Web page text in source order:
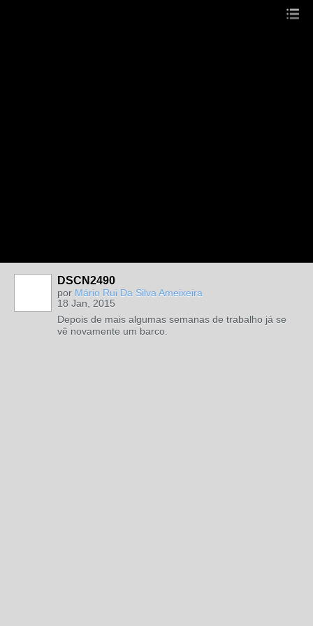
DSCN2490
por Mário Rui Da Silva Ameixeira
18 Jan, 2015
Depois de mais algumas semanas de trabalho já se
vê novamente um barco.